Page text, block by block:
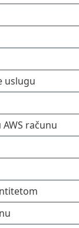
uslugu
računu